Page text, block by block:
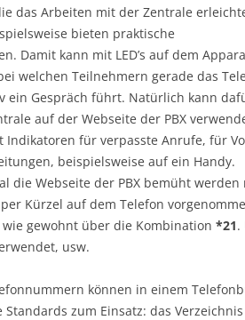
das Arbeiten mit der Zentrale
bieten praktische
Damit kann mit LED’s auf dem
welchen Teilnehmern gerade das
ein Gespräch führt. Natürlich kann
auf der Webseite der PBX
Indikatoren für verpasste Anrufe, für
beispielsweise auf ein Handy.
die Webseite der PBX bemüht
Kürzel auf dem Telefon
gewohnt über die Kombination *21.
usw.
können in einem
zum Einsatz: das